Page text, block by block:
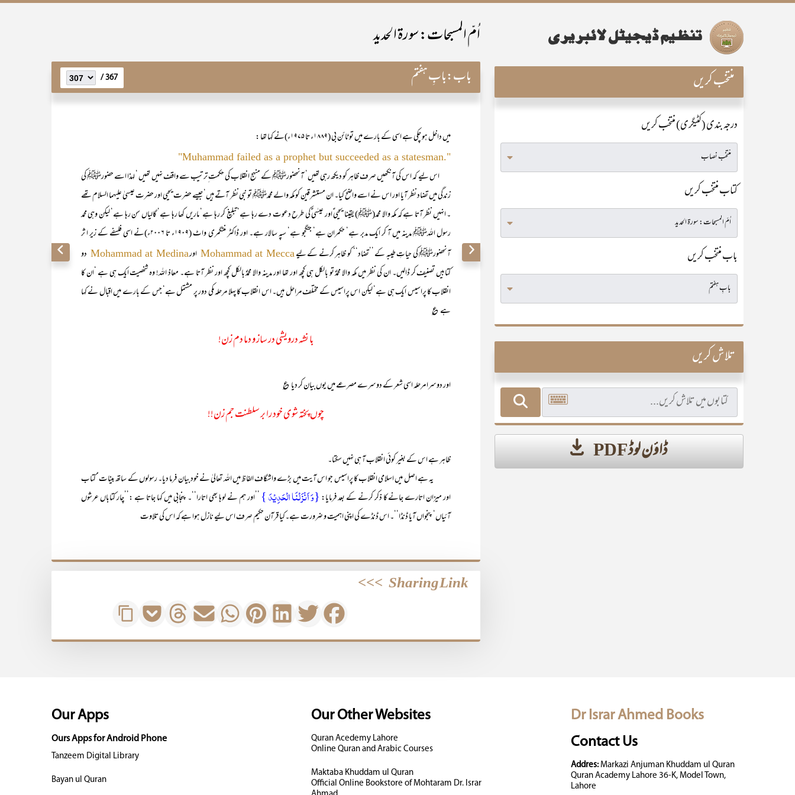
اُمّ المسبحات: سورۃ الحدید
باب:بابِ ہفتم 367 /
میں داخل ہو چکی ہے اسی کے بارے میں تو ٹائن بی (۱۸۸۹ء تا ۱۹۷۵ء)نے کہا تھا :
".Muhammad failed as a prophet but succeeded as a statesman"
اس لیے کہ اس کی آنکھیں صرف ظاہر کو دیکھ رہی تھیں‘ آنحضورﷺ کے منہج انقلاب کی حکمت ِترتیب سے واقف نہیں تھیں ‘ لہذا اسے حضورﷺ کی
زندگی میں تضاد نظر آیا اور اس نے اسے واضح کیا۔ ان مستشرقین کو مکہ والے محمدﷺ تو نبی نظر آتے ہیں‘ جیسے حضرت یحیی اور حضرت عیسیٰ علیہما السلام تھے
۔ انہیں نظر آتا ہے کہ مکہ والا محمد(ﷺ) یقینا یحیی ؑاور عیسٰی ؑکی طرح دعوت دے رہا ہے‘ تبلیغ کر رہا ہے‘ ماریں کھا رہا ہے‘ گالیاں سن رہا ہے‘ لیکن وہی محمد
رسول اللہﷺ مدینہ میں آ کر ایک مدبر ہے‘ حکمران ہے‘ جنگجو ہے‘ سپہ سالار ہے۔ اور ڈاکٹر منٹگمری واٹ (۱۹۰۹ء تا ۲۰۰۶ء)نے اسی فلسفے کے زیر ا ثر
آنحضورﷺ کی حیاتِ طیبہ کے ’’تضاد‘‘ کو ظاہر کرنے کے لیےMohammad at Mecca اورMohammad at Medina دو
کتابیں تصنیف کر ڈالیں۔ ان کی نظر میں مکہ والا محمدؐ تو بالکل ہی کچھ اور تھا اور مدینہ والا محمدؐ بالکل کچھ اور نظر آتا ہے۔ معاذ اللہ! وہ شخصیت ایک ہی ہے ‘ان کا
انقلاب کا پراسیس ایک ہی ہے‘ لیکن اس پراسیس کے مختلف مراحل ہیں۔ اس انقلاب کا پہلا مرحلہ مکی دور پر مشتمل ہے‘ جس کے بارے میں اقبال نے کہا
ہے ؏
با نشہ درویشی در ساز و دما دم زن!
اور دوسرا مرحلہ اسی شعر کے دوسرے مصرعے میں یوں بیان کر دیا ؏
چوں پختہ شوی خود را بر سلطنت جم زن!!
ظاہر ہے اس کے بغیر کوئی انقلاب آ ہی نہیں سکتا۔
یہ ہے اصل میں اسلامی انقلاب کا پراسیس جو اس آیت میں بڑے واشگاف الفاظ میں اللہ تعالیٰ نے خود بیان فرما دیا۔ رسولوں کے ساتھ بینات‘ کتاب
اور میزان اتارے جانے کا ذکر کرنے کے بعد فرمایا:{وَ اَنۡزَلۡنَا الۡحَدِیۡدَ } ’’اور ہم نے لوہا بھی اتارا‘‘۔ پنجابی میں کہا جاتا ہے :’’چار کتاباں عرشوں
آئیاں‘ پنجواں آیا ڈنڈا‘‘۔ اس ڈنڈے کی اپنی اہمیت و ضرورت ہے۔کیا قرآن حکیم صرف اس لیے نازل ہوا ہے کہ اس کی تلاوت
Sharing Link
>>>
منتخب کریں
درجہ بندی (کٹیگری) منتخب کریں
کتاب منتخب کریں
باب منتخب کریں
تلاش کریں
ڈاؤن لوڈ PDF
Dr Israr Ahmed Books
Contact Us
Addres:Markazi Anjuman Khuddam ul Quran
Quran Academy Lahore 36-K, Model Town,
Lahore
Our Other Websites
Quran Acedemy Lahore
Online Quran and Arabic Courses
Maktaba Khuddam ul Quran
Official Online Bookstore of Mohtaram Dr. Israr
Our Apps
Ours Apps for Android Phone
Tanzeem Digital Library
Bayan ul Quran